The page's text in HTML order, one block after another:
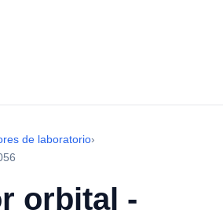
de laboratorio›
orbital -